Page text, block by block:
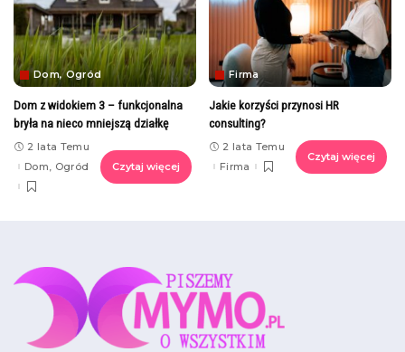
Dom, Ogród
Dom z widokiem 3 – funkcjonalna
bryła na nieco mniejszą działkę
2 lata Temu
Dom, Ogród
Czytaj więcej
Firma
Jakie korzyści przynosi HR
consulting?
2 lata Temu
Firma
Czytaj więcej